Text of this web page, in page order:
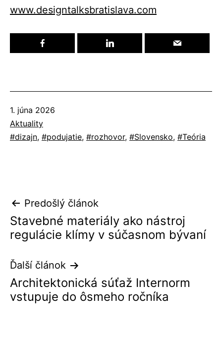
www.designtalksbratislava.com
Publikované
1. júna 2026
Kategorizované
ako
Aktuality
Označené
dizajn, podujatie, rozhovor, Slovensko, Teória
Navigácia
v
článku
Predošlý článok
Stavebné materiály ako nástroj
regulácie klímy v súčasnom bývaní
Ďalší článok
Architektonická súťaž Internorm
vstupuje do ôsmeho ročníka